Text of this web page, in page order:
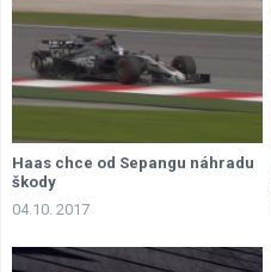
Haas chce od Sepangu náhradu
škody
04.10. 2017